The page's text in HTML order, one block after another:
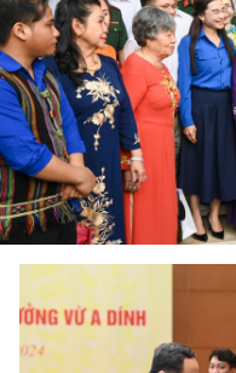
国际
旅游
友
史海
多